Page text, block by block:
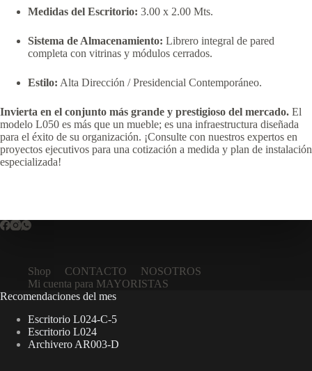
Medidas del Escritorio: 3.00 x 2.00 Mts.
Sistema de Almacenamiento: Librero integral de pared
completa con vitrinas y módulos cerrados.
Estilo: Alta Dirección / Presidencial Contemporáneo.
Invierta en el conjunto más grande y prestigioso del mercado. El
modelo L050 es más que un mueble; es una infraestructura diseñada
para el éxito de su organización. ¡Consulte con nuestros expertos en
proyectos ejecutivos para una cotización a medida y plan de instalación
especializada!
Shop CONTACTO
NOSOTROS
Mi cuenta para MAYORISTAS
Recomendaciones del mes
Escritorio L024-C-5
Escritorio L024
Archivero AR003-D